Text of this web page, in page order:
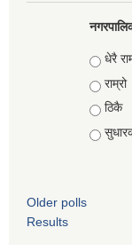
धेरै
राम्रो
ठिकै
Older polls
Results